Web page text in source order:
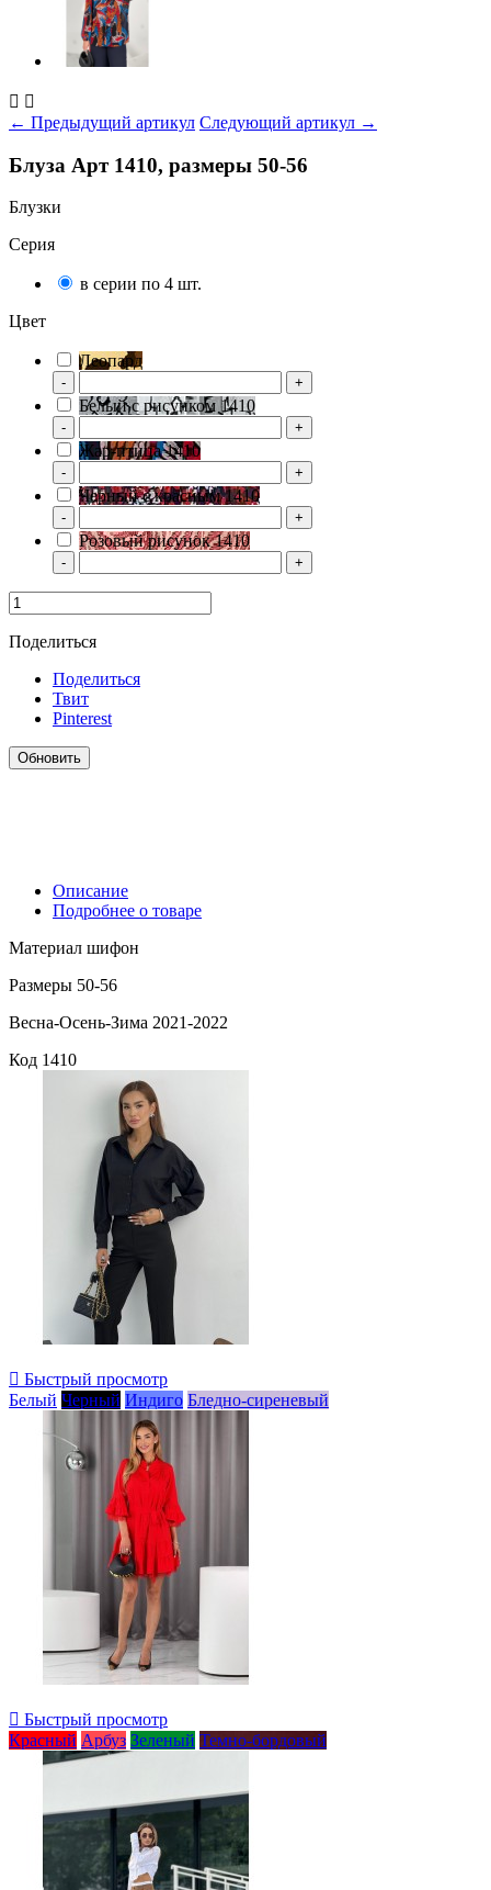
 
← Предыдущий артикул Следующий артикул →
Блуза Арт 1410, размеры 50-56
Блузки
Серия
в серии по 4 шт.
Цвет
Леопард
- +
Белый с рисунком 1410
- +
Жар-птица 1410
- +
Черный с красным 1410
- +
Розовый рисунок 1410
- +
Поделиться
Поделиться
Твит
Pinterest
Описание
Подробнее о товаре
Материал шифон
Размеры 50-56
Весна-Осень-Зима 2021-2022
Код 1410
 Быстрый просмотр
Белый Черный Индиго Бледно-сиреневый
 Быстрый просмотр
Красный Арбуз Зеленый Темно-бордовый